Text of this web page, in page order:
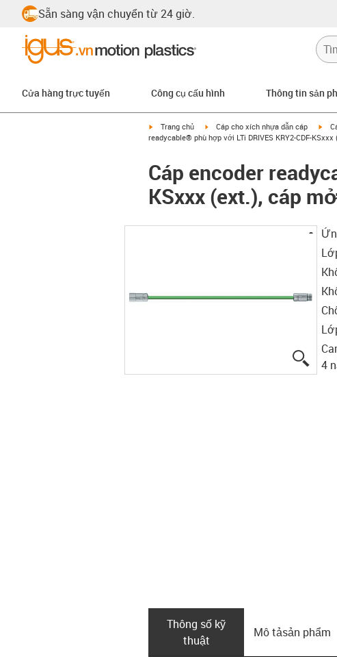
Sẵn sàng vận chuyển từ 24 giờ.
Cửa hàng trực tuyến Công cụ cấu hình Thông tin sản
igus-icon-arrow-right
Trang chủ igus-icon-arrow-right
Cáp cho xích nhựa dẫn cáp
readycable® phù hợp với LTi DRIVES KRY2-CDF-
Cáp encoder
KSxxx (ext.), cáp
4
Thông số kỹ
thuật
Mô tả­sản phẩm